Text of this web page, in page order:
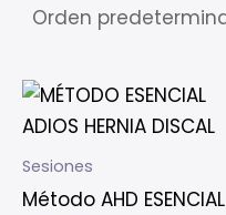
Sesiones
Método AHD ESENCIAL